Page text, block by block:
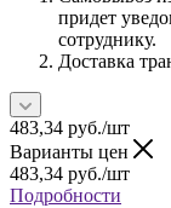
придет
сотруднику.
Доставка
483,34 руб./шт
Варианты цен
483,34 руб./шт
Подробности